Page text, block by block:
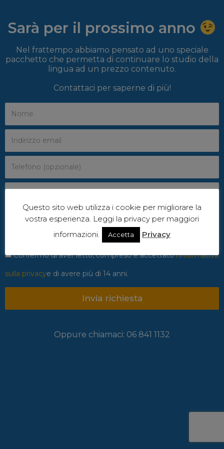
Sarà per il prossimo anno
Nel frattempo abbiamo pensato ad uno speciale
pacchetto che permetta di continuare lo studio della
lingua ad un prezzo contenuto.
Contattaci per saperne di più!
Confermo di aver letto, compreso e accettatol'informativa
sulla privacye di avere più di 14 anni.
Invia richiesta
Oppure chiamaci: 06 841 1132
Questo sito web utilizza i cookie per migliorare la
vostra esperienza. Leggi la privacy per maggiori
informazioni.
Accetta Privacy